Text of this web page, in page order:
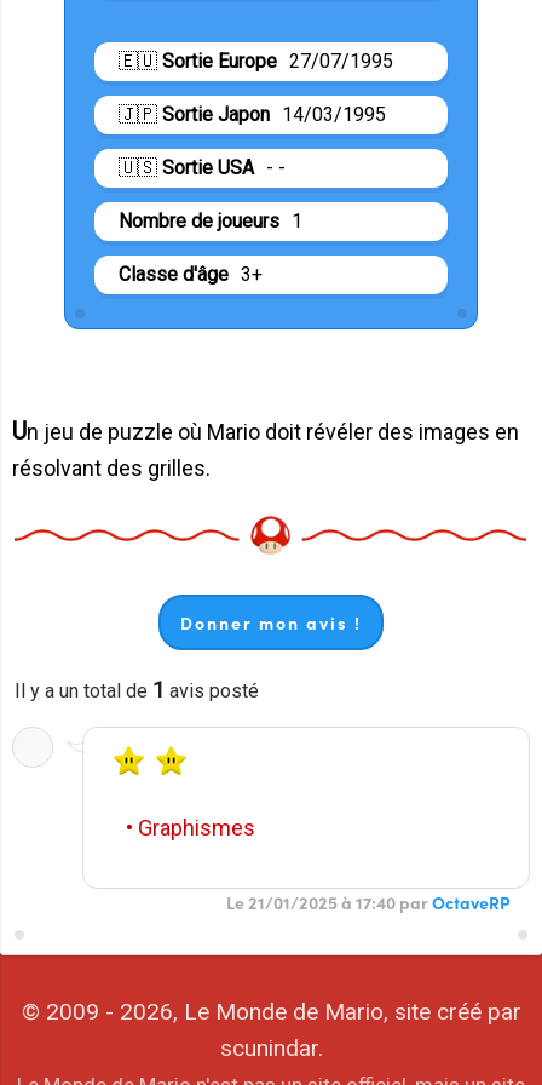
🇪🇺 Sortie Europe 27/07/1995
🇯🇵 Sortie Japon 14/03/1995
🇺🇸 Sortie USA - -
Nombre de joueurs 1
Classe d'âge 3+
Un jeu de puzzle où Mario doit révéler des images en
résolvant des grilles.
Donner mon avis !
Il y a un total de 1 avis posté
• Graphismes
Le 21/01/2025 à 17:40 parOctaveRP
© 2009 - 2026, Le Monde de Mario, site créé par
scunindar.